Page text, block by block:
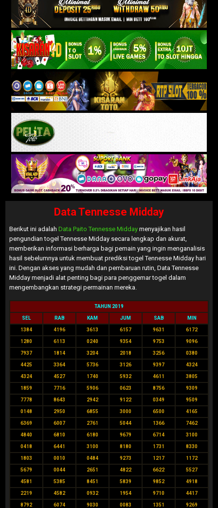
Data Tennesse Midday
Berikut ini adalah Data Paito Tennesse Midday menyajikan hasil
pengundian togel Tennesse Midday secara lengkap dan akurat,
memberikan informasi berharga bagi pemain yang ingin menganalisis
hasil sebelumnya untuk membuat prediksi togel Tennesse Midday hari
ini. Dengan akses yang mudah dan pembaruan rutin, Data Tennesse
Midday menjadi alat penting bagi para penggemar togel dalam
mengembangkan strategi permainan mereka.
TAHUN 2019
SEL RAB KAM JUM SAB MIN
1384 4196 3613 6157 9631 6172
1280 6113 0240 9354 9753 9096
7937 1814 3204 2018 3256 0380
4425 3364 5736 3126 9397 4324
4324 4527 1740 5932 4611 3805
1859 7716 5906 0623 8756 9309
7778 8643 2942 9122 0349 9509
0148 2950 6855 3000 6500 4165
6369 6007 2761 5044 1366 7462
4840 6810 6180 9679 6714 3100
0418 6441 3100 8180 1731 8330
1803 0010 0484 9273 1217 1172
5679 0044 2651 4822 6622 5527
4581 5385 8451 5839 9852 4918
2219 4582 0932 1954 9710 4417
8792 6074 9030 0083 1351 9269